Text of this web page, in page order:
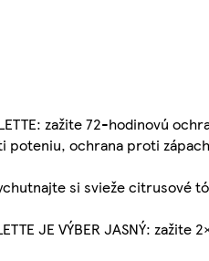
zažite 72-
poteniu, ochrana proti
vychutnajte si svieže
JE VÝBER JASNÝ: